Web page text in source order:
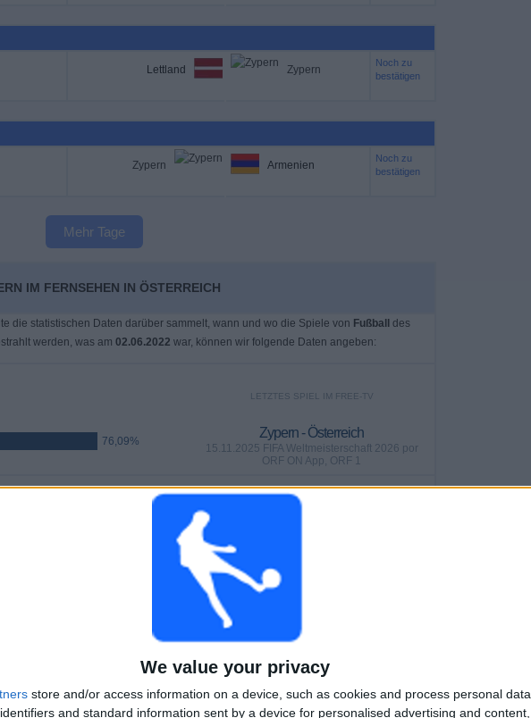
We value your privacy
store and/or access information on a device, such as cookies and process personal data,
and standard information sent by a device for personalised advertising and content,
Lettland Zypern
Noch zu
bestätigen
Zypern Armenien
Noch zu
bestätigen
Mehr Tage
IM FERNSEHEN IN ÖSTERREICH
die statistischen Daten darüber sammelt, wann und wo die Spiele von Fußball
des
werden, was am 02.06.2022 war, können wir folgende Daten angeben:
76,09%
LETZTES SPIEL IM FREE-TV
Zypern - Österreich
15.11.2025 FIFA Weltmeisterschaft 2026 por
ORF ON App, ORF 1
OHNE GRATIS-
SPIELE
5
AUFEINANDERFOLGENDE
PAY-TV-SPIELE
GESAMT
MAXIMAL
GESAMT